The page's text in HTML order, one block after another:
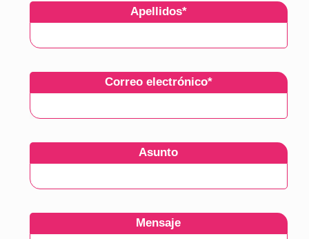
Apellidos*
Correo electrónico*
Asunto
Mensaje